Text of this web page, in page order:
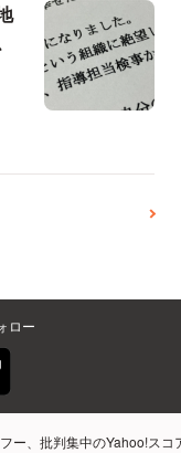
ロー
ー、批判集中のYahoo!ス